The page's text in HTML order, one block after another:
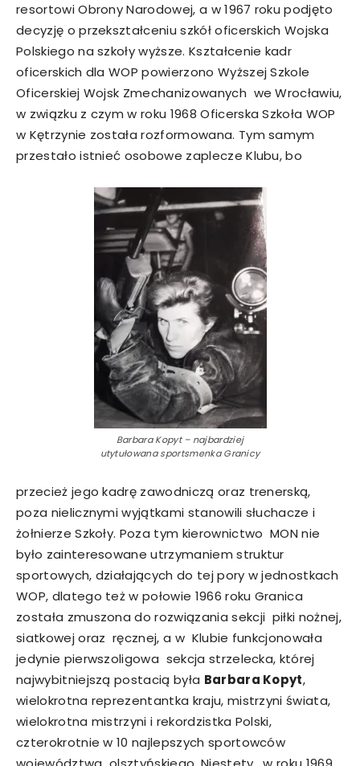
resortowi Obrony Narodowej, a w 1967 roku podjęto
decyzję o przekształceniu szkół oficerskich Wojska
Polskiego na szkoły wyższe. Kształcenie kadr
oficerskich dla WOP powierzono Wyższej Szkole
Oficerskiej Wojsk Zmechanizowanych we Wrocławiu,
w związku z czym w roku 1968 Oficerska Szkoła WOP
w Kętrzynie została rozformowana. Tym samym
przestało istnieć osobowe zaplecze Klubu, bo
Barbara Kopyt – najbardziej
utytułowana sportsmenka Granicy
przecież jego kadrę zawodniczą oraz trenerską,
poza nielicznymi wyjątkami stanowili słuchacze i
żołnierze Szkoły. Poza tym kierownictwo MON nie
było zainteresowane utrzymaniem struktur
sportowych, działających do tej pory w jednostkach
WOP, dlatego też w połowie 1966 roku Granica
została zmuszona do rozwiązania sekcji piłki nożnej,
siatkowej oraz ręcznej, a w Klubie funkcjonowała
jedynie pierwszoligowa sekcja strzelecka, której
najwybitniejszą postacią była Barbara Kopyt,
wielokrotna reprezentantka kraju, mistrzyni świata,
wielokrotna mistrzyni i rekordzistka Polski,
czterokrotnie w 10 najlepszych sportowców